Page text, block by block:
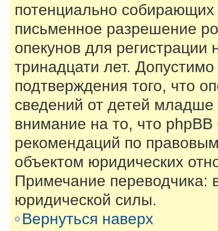
потенциально
письменное разрешение
опекунов для
тринадцати лет.
подтверждения того, что
сведений от детей младше
внимание на то, что
рекомендаций по
объектом юридических
Примечание переводчика:
юридической силы.
Вернуться наверх